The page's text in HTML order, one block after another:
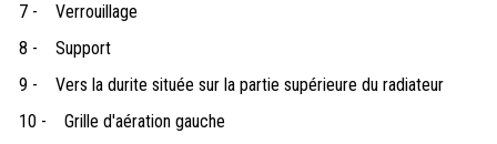
7 -
Verrouillage
8 -
Support
9 -
Vers la durite située sur la partie supérieure du radiateur
10 -
Grille d'aération gauche